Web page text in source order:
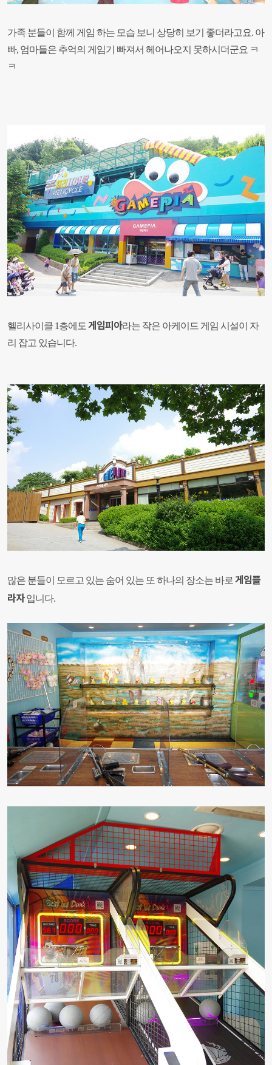
가족 분들이 함께 게임 하는 모습 보니 상당히 보기 좋더라고요. 아
빠, 엄마들은 추억의 게임기 빠져서 헤어나오지 못하시더군요 ㅋ
ㅋ
헬리사이클 1층에도게임피아라는 작은 아케이드 게임 시설이 자
리 잡고 있습니다.
많은 분들이 모르고 있는 숨어 있는 또 하나의 장소는 바로게임플
라자입니다.